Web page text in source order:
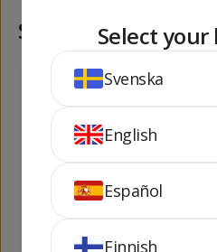
Samma kategori
57kr
Faustino VII Rosé
Select
Svenska
English
Español
Finnish